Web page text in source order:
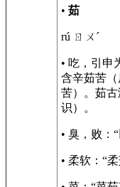
• 茹
rú ㄖㄨˊ
• 吃，引申
含辛茹苦
苦）。茹
识）。
• 臭，败：
• 柔软：“